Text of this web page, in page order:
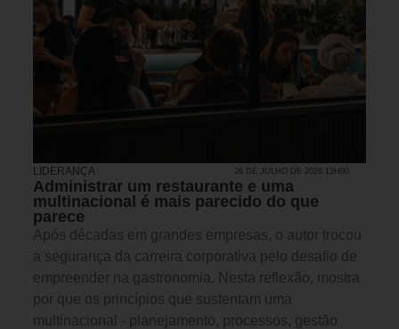
LIDERANÇA 26 DE JULHO DE 2026 13H00
Administrar um restaurante e uma
multinacional é mais parecido do que
parece
Após décadas em grandes empresas, o autor trocou
a segurança da carreira corporativa pelo desafio de
empreender na gastronomia. Nesta reflexão, mostra
por que os princípios que sustentam uma
multinacional - planejamento, processos, gestão